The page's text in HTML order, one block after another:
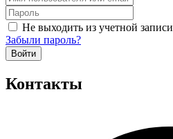
Не выходить из учетной записи
Забыли пароль?
Войти
Контакты